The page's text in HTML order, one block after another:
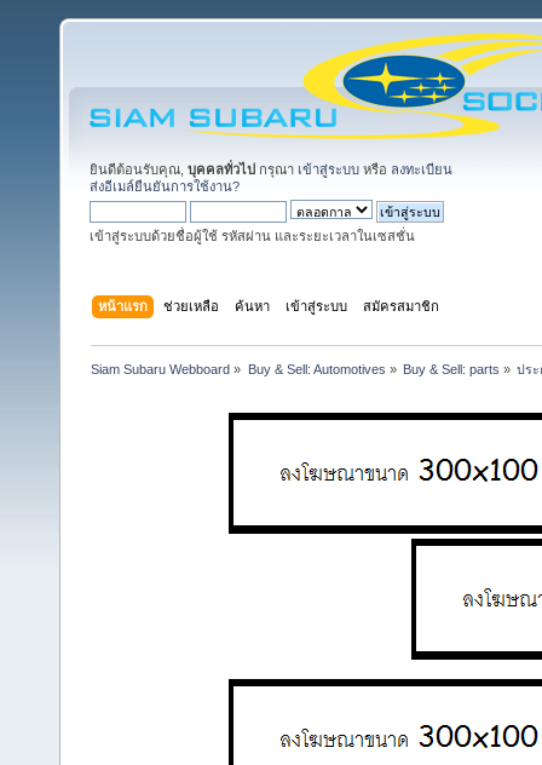
ยินดีต้อนรับคุณ, บุคคลทั่วไป กรุณา เข้าสู่ระบบ หรือ ลงทะเบียน
ส่งอีเมล์ยืนยันการใช้งาน?
เข้าสู่ระบบด้วยชื่อผู้ใช้ รหัสผ่าน และระยะเวลาในเซสชั่น
หน้าแรก ช่วยเหลือ ค้นหา เข้าสู่ระบบ สมัครสมาชิก
Siam Subaru Webboard » Buy & Sell: Automotives » Buy & Sell: parts » ปร